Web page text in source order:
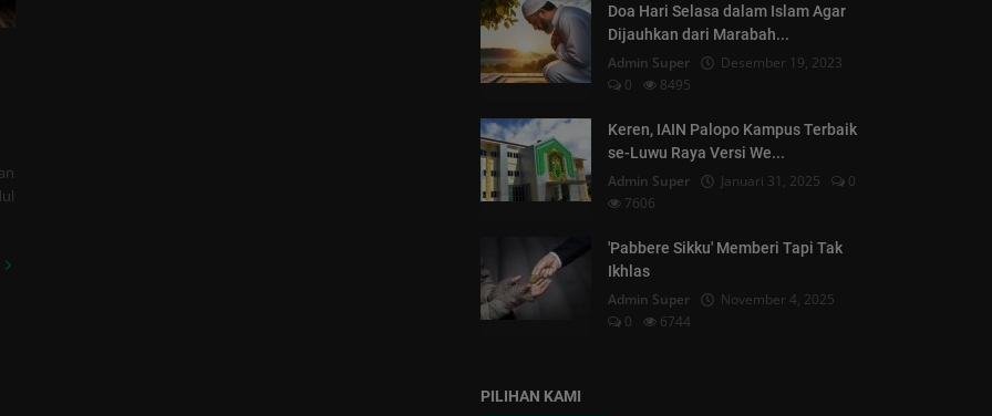
Doa Hari Selasa dalam Islam Agar
Dijauhkan dari Marabah...
Admin Super
Desember 19, 2023
0
8495
Keren, IAIN Palopo Kampus Terbaik
se-Luwu Raya Versi We...
Admin Super Januari 31, 2025
0
7606
'Pabbere Sikku' Memberi Tapi Tak
Ikhlas
Admin Super
November 4, 2025
0
6744
PILIHAN KAMI